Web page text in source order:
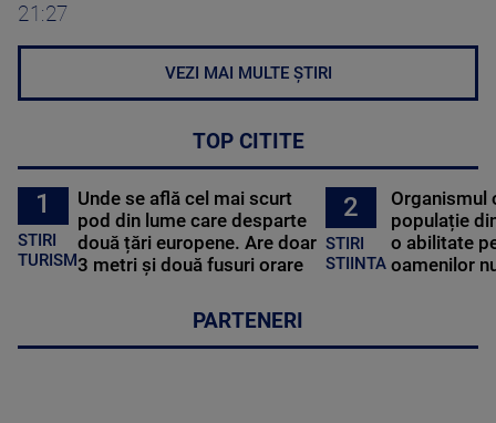
21:27
VEZI MAI MULTE ȘTIRI
TOP CITITE
1
STIRI
TURISM
Unde se află cel mai scurt
pod din lume care desparte
două țări europene. Are doar
3 metri și două fusuri orare
2
STIRI
STIINTA
Organismul
populație
o abilitate
oamenilor
PARTENERI